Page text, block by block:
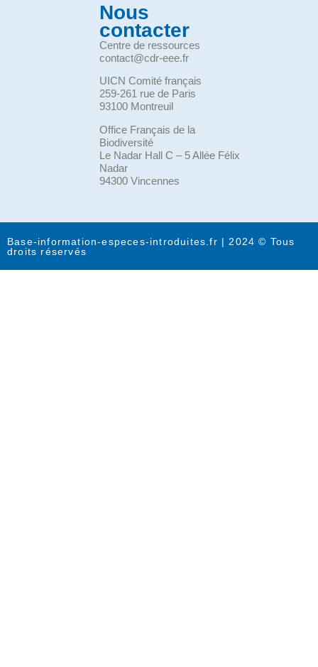
Nous
contacter
Centre de ressources
contact@cdr-eee.fr
UICN Comité français
259-261 rue de Paris
93100 Montreuil
Office Français de la
Biodiversité
Le Nadar Hall C – 5 Allée Félix
Nadar
94300 Vincennes
Base-information-especes-introduites.fr | 2024 © Tous
droits réservés